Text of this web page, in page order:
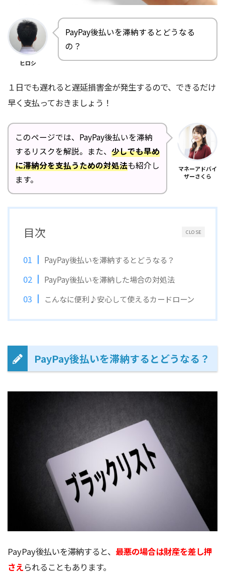
ヒロシ
PayPay後払いを滞納するとどうなる
の？
１日でも遅れると遅延損害金が発生するので、できるだけ
早く支払っておきましょう！
このページでは、PayPay後払いを滞納
するリスクを解説。また、 少しでも早め
に滞納分を支払うための対処法も紹介し
ます。
マネーアドバイ
ザーさくら
CLOSE
目次
PayPay後払いを滞納するとどうなる？
PayPay後払いを滞納した場合の対処法
こんなに便利♪安心して使えるカードローン
PayPay後払いを滞納するとどうなる？
PayPay後払いを滞納すると、 最悪の場合は財産を差し押
さえられることもあります。